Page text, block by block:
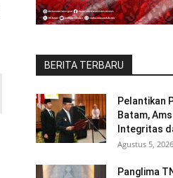
BERITA TERBARU
Pelantikan
Batam,
Integritas
Agustus 5, 2026
Panglima